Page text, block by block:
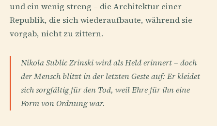
und ein wenig streng – die Architektur einer
Republik, die sich wiederaufbaute, während sie
vorgab, nicht zu zittern.
Nikola Sublic Zrinski wird als Held erinnert – doch
der Mensch blitzt in der letzten Geste auf: Er kleidet
sich sorgfältig für den Tod, weil Ehre für ihn eine
Form von Ordnung war.